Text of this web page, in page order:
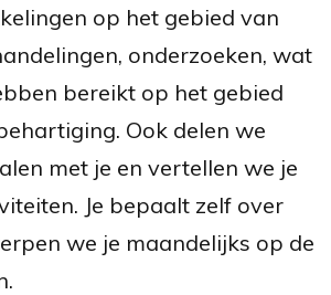
op het gebied van
onderzoeken, wat
bereikt op het gebied
Ook delen we
met je en vertellen we je
Je bepaalt zelf over
we je maandelijks op de